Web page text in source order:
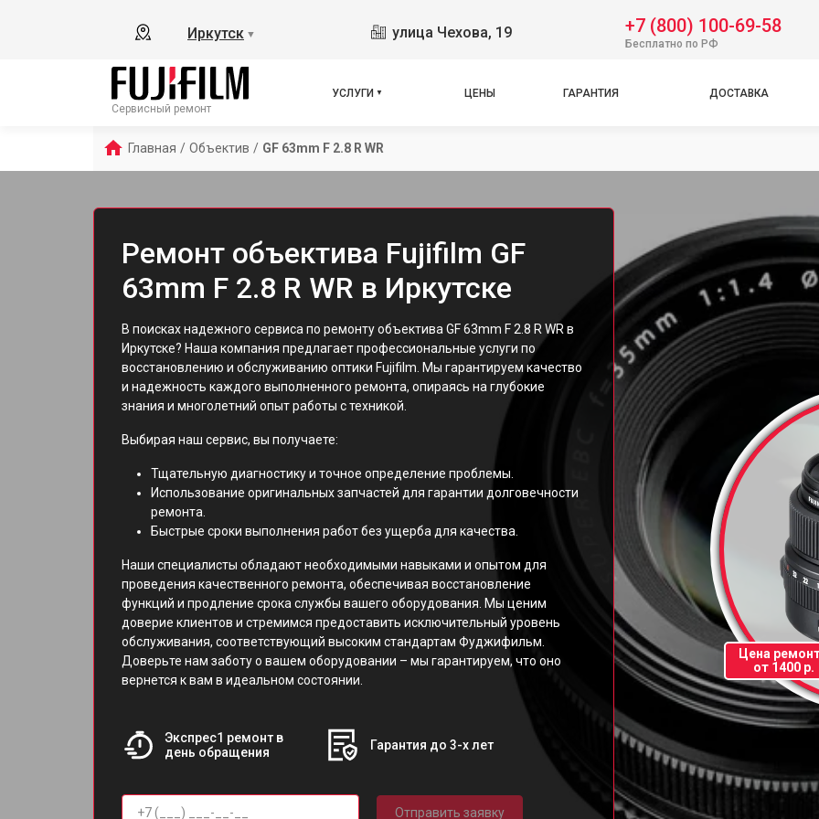
Иркутск ▼ улица Чехова, 19 +7 (800) 100-69-58
Бесплатно по РФ
Сервисный ремонт
УСЛУГИ ЦЕНЫ ГАРАНТИЯ ДОСТАВКА
Главная / Объектив / GF 63mm F 2.8 R WR
Ремонт объектива Fujifilm GF
63mm F 2.8 R WR в Иркутске
В поисках надежного сервиса по ремонту объектива GF 63mm F 2.8 R WR в
Иркутске? Наша компания предлагает профессиональные услуги по
восстановлению и обслуживанию оптики Fujifilm. Мы гарантируем качество
и надежность каждого выполненного ремонта, опираясь на глубокие
знания и многолетний опыт работы с техникой.
Выбирая наш сервис, вы получаете:
Тщательную диагностику и точное определение проблемы.
Использование оригинальных запчастей для гарантии долговечности
ремонта.
Быстрые сроки выполнения работ без ущерба для качества.
Наши специалисты обладают необходимыми навыками и опытом для
проведения качественного ремонта, обеспечивая восстановление
функций и продление срока службы вашего оборудования. Мы ценим
доверие клиентов и стремимся предоставить исключительный уровень
обслуживания, соответствующий высоким стандартам Фуджифильм.
Доверьте нам заботу о вашем оборудовании – мы гарантируем, что оно
вернется к вам в идеальном состоянии.
Экспрес1 ремонт в
день обращения
Гарантия до 3-х лет
Отправить заявку
Цена
от 1400 р.